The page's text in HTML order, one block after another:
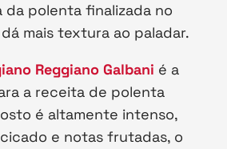
da polenta finalizada no
mais textura ao paladar.
Reggiano Galbani é a
a receita de polenta
é altamente intenso,
e notas frutadas, o